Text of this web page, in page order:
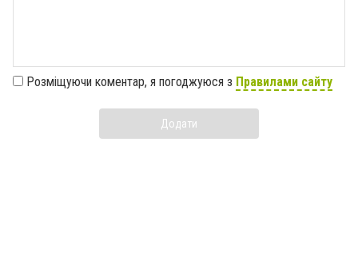
Розміщуючи коментар, я погоджуюся з Правилами сайту
Додати